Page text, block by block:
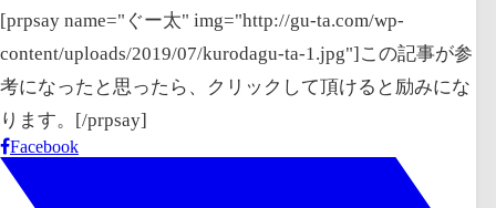
[prpsay name="ぐー太" img="http://gu-ta.com/wp-
content/uploads/2019/07/kurodagu-ta-1.jpg"]この記事が参
考になったと思ったら、クリックして頂けると励みにな
ります。[/prpsay]
Facebook